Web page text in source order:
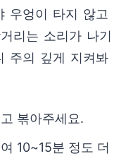
우엉이 타지 않고
리는 소리가 나기
주의 깊게 지켜봐
볶아주세요.
10~15분 정도 더